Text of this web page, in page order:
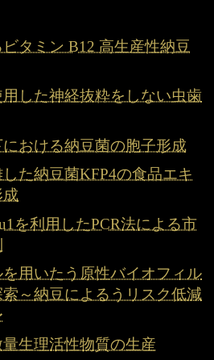
タミン B12 高生産性納豆
した神経抜粋をしない虫歯
おける納豆菌の胞子形成
た納豆菌KFP4の食品エキ
成
を利用したPCR法による市
用いたう原性バイオフィル
～納豆によるうリスク低減
生理活性物質の生産